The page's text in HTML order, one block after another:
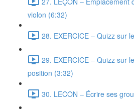
violon (6:32)
28. EXERCICE – Quizz sur
29. EXERCICE – Quizz sur
position (3:32)
30. LECON – Écrire ses